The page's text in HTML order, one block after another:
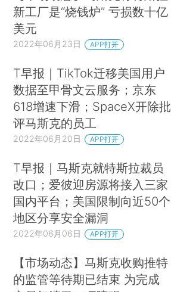
新工厂是“烧钱炉” 亏损数十亿
美元
2022年06月23日 APP打开
T早报｜TikTok迁移美国用户
数据至甲骨文云服务；京东
618增速下滑；SpaceX开除批
评马斯克的员工
2022年06月20日 APP打开
T早报｜马斯克就特斯拉裁员
改口；爱彼迎房源将接入三家
国内平台；美国限制向近50个
地区分享安全漏洞
2022年06月06日 APP打开
【市场动态】马斯克收购推特
的监管等待期已结束 为完成